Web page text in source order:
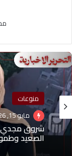
منوعات
مايو 15, 2026
منوعات
مايو 1, 2026
(بدون عنوان)